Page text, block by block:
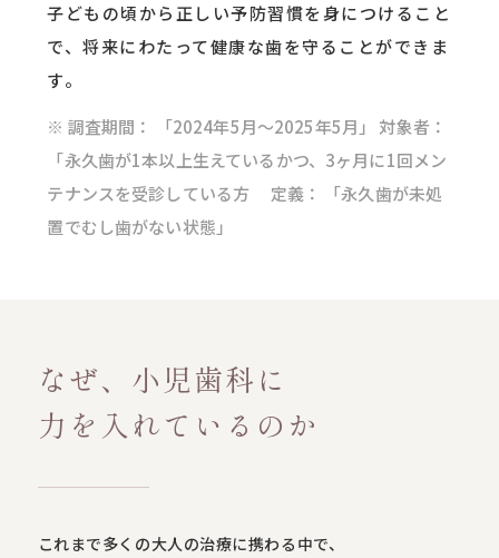
子どもの頃から正しい予防習慣を身につけること
で、将来にわたって健康な歯を守ることができま
す。
※ 調査期間： 「2024年5月～2025年5月」 対象者：
「永久歯が1本以上生えているかつ、3ヶ月に1回メン
テナンスを受診している方 定義： 「永久歯が未処
置でむし歯がない状態」
なぜ、小児歯科に
力を入れているのか
これまで多くの大人の治療に携わる中で、